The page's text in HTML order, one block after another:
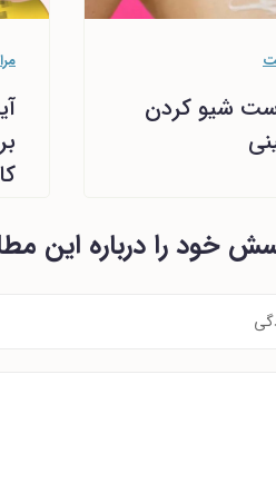
شیو کردن
خود را درباره این